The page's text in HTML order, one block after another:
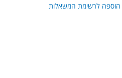
הוספה לרשימת המשאלות